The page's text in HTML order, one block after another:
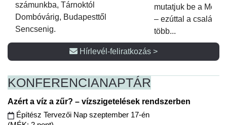
számunkba, Tárnoktól
Dombóvárig, Budapesttől
Sencsenig.
mutatjuk be a
– ezúttal a családi
több...
Hírlevél-feliratkozás >
KONFERENCIANAPTÁR
Azért a víz a zűr? – vízszigetelések rendszerben
Építész Tervezői Nap szeptember 17-én